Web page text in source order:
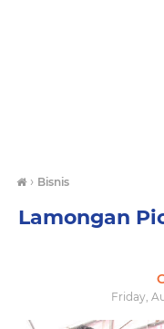
› Bisnis
Lamongan
Friday,